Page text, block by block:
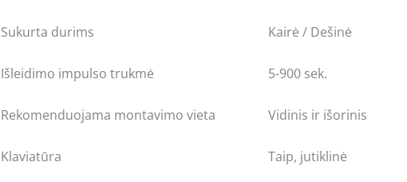
Sukurta durims Kairė / Dešinė
Išleidimo impulso trukmė 5-900 sek.
Rekomenduojama montavimo vieta Vidinis ir išorinis
Klaviatūra Taip, jutiklinė